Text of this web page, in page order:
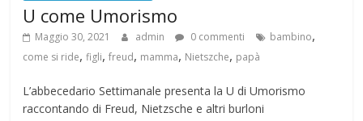
U come Umorismo
Maggio 30, 2021 admin 0 commenti bambino,
come si ride,figli,freud, mamma, Nietszche, papà
L’abbecedario Settimanale presenta la U di Umorismo
raccontando di Freud, Nietzsche e altri burloni